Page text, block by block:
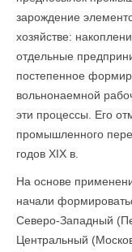
зарождение
хозяйстве:
отдельные
постепенное
вольнонаемной
эти процессы. Его
промышленного
годов XIX в.
На основе
начали
Северо-Западный
Центральный